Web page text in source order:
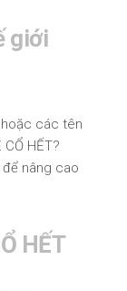
giới
các tên
HẾT?
nâng cao
HẾT